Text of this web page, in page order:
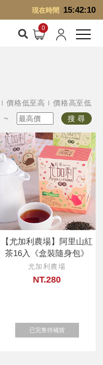
現在時間 15:42:11
價格低至高
價格高至低
~ 搜 尋
【尤加利農場】阿里山紅
茶16入《盒裝隨身包》
尤加利農場
NT.280
已完售待補貨